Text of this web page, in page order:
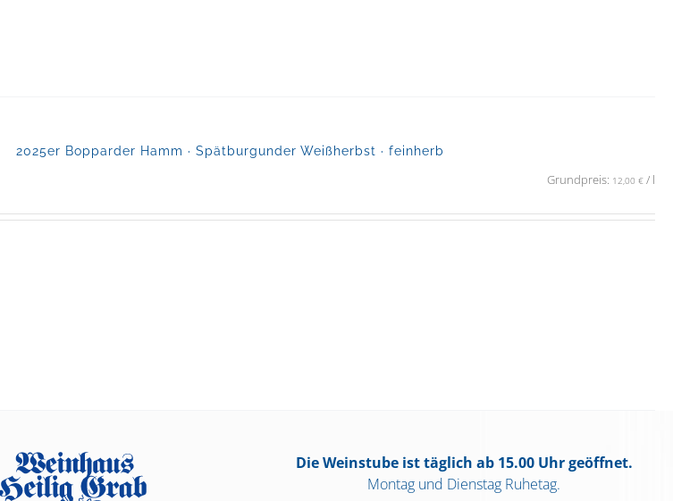
2025er Bopparder Hamm · Spätburgunder Weißherbst · feinherb
Grundpreis: 12,00 €/ l
Die Weinstube ist täglich ab 15.00 Uhr geöffnet.
Montag und Dienstag Ruhetag.